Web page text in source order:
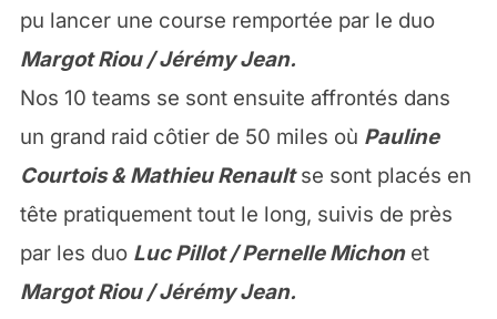
pu lancer une course remportée par le duo
Margot Riou / Jérémy Jean.
Nos 10 teams se sont ensuite affrontés dans
un grand raid côtier de 50 miles où Pauline
Courtois & Mathieu Renaultse sont placés en
tête pratiquement tout le long, suivis de près
par les duo Luc Pillot / Pernelle Michonet
Margot Riou / Jérémy Jean.